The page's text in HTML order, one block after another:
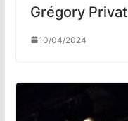
Grégory Privat
10/04/2024